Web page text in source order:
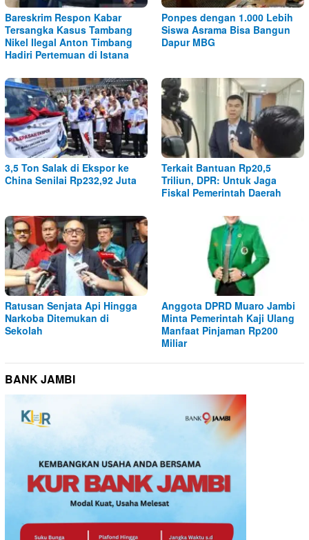
Bareskrim Respon Kabar
Tersangka Kasus Tambang
Nikel Ilegal Anton Timbang
Hadiri Pertemuan di Istana
Ponpes dengan 1.000 Lebih
Siswa Asrama Bisa Bangun
Dapur MBG
3,5 Ton Salak di Ekspor ke
China Senilai Rp232,92 Juta
Terkait Bantuan Rp20,5
Triliun, DPR: Untuk Jaga
Fiskal Pemerintah Daerah
Ratusan Senjata Api Hingga
Narkoba Ditemukan di
Sekolah
Anggota DPRD Muaro Jambi
Minta Pemerintah Kaji Ulang
Manfaat Pinjaman Rp200
Miliar
BANK JAMBI